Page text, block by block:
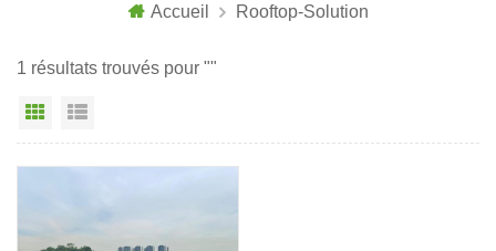
Accueil Rooftop-Solution
1 résultats trouvés pour ""
Vue grille